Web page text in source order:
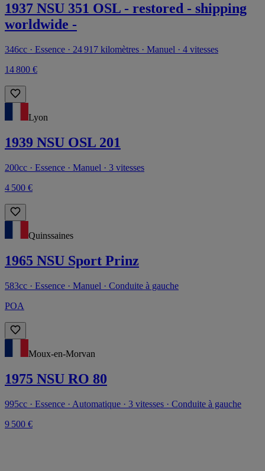
1937 NSU 351 OSL - restored - shipping
worldwide -
346cc · Essence · 24 917 kilomètres · Manuel · 4 vitesses
14 800 €
Lyon
1939 NSU OSL 201
200cc · Essence · Manuel · 3 vitesses
4 500 €
Quinssaines
1965 NSU Sport Prinz
583cc · Essence · Manuel · Conduite à gauche
POA
Moux-en-Morvan
1975 NSU RO 80
995cc · Essence · Automatique · 3 vitesses · Conduite à gauche
9 500 €